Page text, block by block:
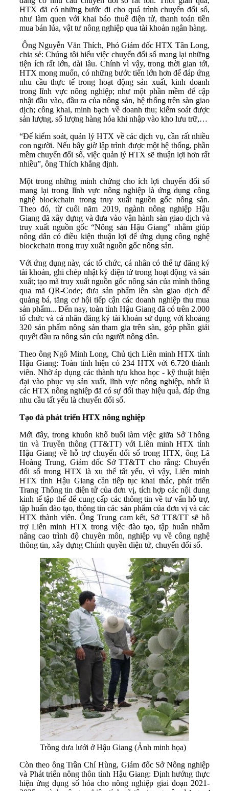
HTX đã có những bước đi cho quá trình chuyển đổi số,
như làm quen với khai báo thuế điện tử, thanh toán tiền
mua bán lúa, vật tư nông nghiệp qua tài khoản ngân hàng.
Ông Nguyễn Văn Thích, Phó Giám đốc HTX Tân Long,
chia sẻ: Chúng tôi hiểu việc chuyển đổi số mang lại những
tiện ích rất lớn, dài lâu. Chính vì vậy, trong thời gian tới,
HTX mong muốn, có những bước tiến lớn hơn để đáp ứng
nhu cầu thực tế trong hoạt động sản xuất, kinh doanh
trong lĩnh vực nông nghiệp; như một phần mềm để cập
nhật đầu vào, đầu ra của nông sản, hệ thống trên sàn giao
dịch; công khai, minh bạch về doanh thu; kiểm soát được
sản lượng, số lượng hàng hóa khi nhập vào kho lưu trữ,…
“Để kiểm soát, quản lý HTX về các dịch vụ, cần rất nhiều
con người. Nếu bây giờ lập trình được một hệ thống, phần
mềm chuyển đổi số, việc quản lý HTX sẽ thuận lợi hơn rất
nhiều”, ông Thích khẳng định.
Một trong những minh chứng cho ích lợi chuyển đổi số
mang lại trong lĩnh vực nông nghiệp là ứng dụng công
nghệ blockchain trong truy xuất nguồn gốc nông sản.
Theo đó, từ cuối năm 2019, ngành nông nghiệp Hậu
Giang đã xây dựng và đưa vào vận hành sàn giao dịch và
truy xuất nguồn gốc “Nông sản Hậu Giang” nhằm giúp
nông dân có điều kiện thuận lợi để ứng dụng công nghệ
blockchain trong truy xuất nguồn gốc nông sản.
Với ứng dụng này, các tổ chức, cá nhân có thể tự đăng ký
tài khoản, ghi chép nhật ký điện tử trong hoạt động và sản
xuất; tạo mã truy xuất nguồn gốc nông sản của mình thông
qua mã QR-Code; đưa sản phẩm lên sàn giao dịch để
quảng bá, tăng cơ hội tiếp cận các doanh nghiệp thu mua
sản phẩm... Đến nay, toàn tỉnh Hậu Giang đã có trên 2.000
tổ chức và cá nhân đăng ký tài khoản sử dụng với khoảng
320 sản phẩm nông sản tham gia trên sàn, góp phần giải
quyết đầu ra nông sản của người nông dân.
Theo ông Ngô Minh Long, Chủ tịch Liên minh HTX tỉnh
Hậu Giang: Toàn tỉnh hiện có 234 HTX với 6.720 thành
viên. Nhờ áp dụng các thành tựu khoa học - kỹ thuật hiện
đại vào phục vụ sản xuất, lĩnh vực nông nghiệp, nhất là
các HTX nông nghiệp đã có sự đổi thay hiệu quả, đáp ứng
nhu cầu tất yếu là chuyển đổi số.
Tạo đà phát triển HTX nông nghiệp
Mới đây, trong khuôn khổ buổi làm việc giữa Sở Thông
tin và Truyền thông (TT&TT) với Liên minh HTX tỉnh
Hậu Giang về hỗ trợ chuyển đổi số trong HTX, ông Lã
Hoàng Trung, Giám đốc Sở TT&TT cho rằng: Chuyển
đổi số trong HTX là xu thế tất yếu, vì vậy, Liên minh
HTX tỉnh Hậu Giang cần tiếp tục khai thác, phát triển
Trang Thông tin điện tử của đơn vị, tích hợp các nội dung
kinh tế tập thể để cung cấp các thông tin về tư vấn hỗ trợ,
tập huấn đào tạo, thông tin các sản phẩm của đơn vị và các
HTX thành viên. Ông Trung cam kết, Sở TT&TT sẽ hỗ
trợ Liên minh HTX trong việc đào tạo, tập huấn nhằm
nâng cao trình độ chuyên môn, nghiệp vụ về công nghệ
thông tin, xây dựng Chính quyền điện tử, chuyển đổi số.
Trồng dưa lưới ở Hậu Giang (Ảnh minh họa)
Còn theo ông Trần Chí Hùng, Giám đốc Sở Nông nghiệp
và Phát triển nông thôn tỉnh Hậu Giang: Định hướng thực
hiện ứng dụng số hóa cho nông nghiệp giai đoạn 2021-